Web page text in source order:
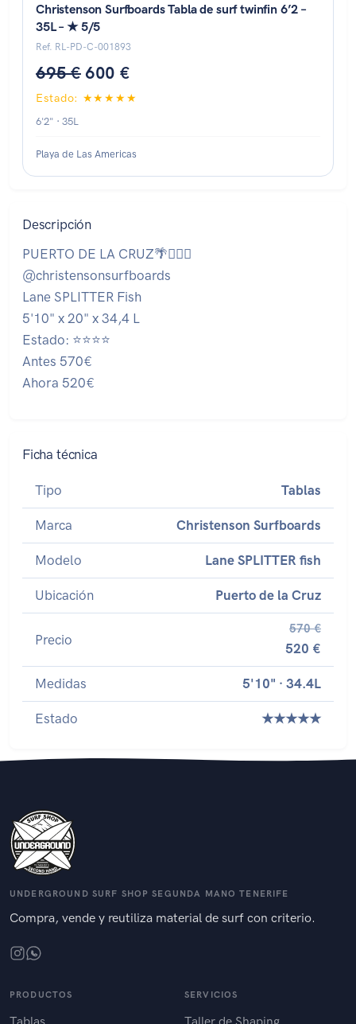
Christenson Surfboards Tabla de surf twinfin 6’2 –
35L – ★ 5/5
Ref. RL-PD-C-001893
695 €600 €
Estado: ★★★★★
6'2" · 35L
Playa de Las Americas
Descripción
PUERTO DE LA CRUZ🌴🏄🏽‍♂️
@christensonsurfboards
Lane SPLITTER Fish
5'10" x 20" x 34,4 L
Estado: ⭐⭐⭐⭐
Antes 570€
Ahora 520€
Ficha técnica
Tipo Tablas
Marca Christenson Surfboards
Modelo Lane SPLITTER fish
Ubicación Puerto de la Cruz
Precio
570 €
520 €
Medidas 5'10" · 34.4L
Estado ★★★★★
UNDERGROUND SURF SHOP SEGUNDA MANO TENERIFE
Compra, vende y reutiliza material de surf con criterio.
PRODUCTOS SERVICIOS